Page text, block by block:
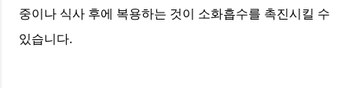
중이나 식사 후에 복용하는 것이 소화흡수를 촉진시킬 수
있습니다.